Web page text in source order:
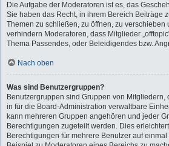
Die Aufgabe der Moderatoren ist es, das
Sie haben das Recht, in ihrem Bereich Beiträge
Themen zu schließen, zu öffnen, zu
verhindern Moderatoren, dass Mitglieder
Thema Passendes, oder Beleidigendes bzw.
Nach oben
Was sind Benutzergruppen?
Benutzergruppen sind Gruppen von
in für die Board-Administration verwaltbare
kann mehreren Gruppen angehören und jeder
Berechtigungen zugeteilt werden. Dies
Berechtigungen für mehrere Benutzer auf